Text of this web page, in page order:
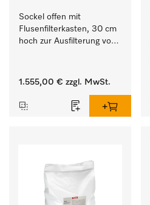
Sockel offen mit
Flusenfilterkasten, 30 cm
hoch zur Ausfilterung von
1.555,00 € zzgl. MwSt.